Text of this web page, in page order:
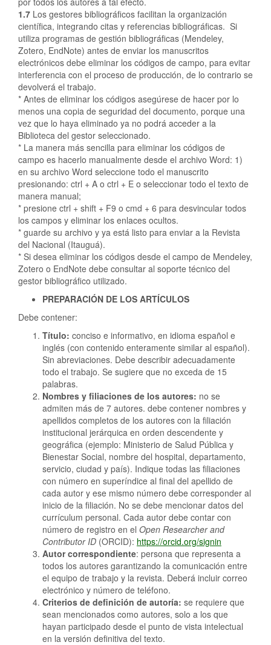
1.7 Los gestores bibliográficos facilitan la organización
científica, integrando citas y referencias bibliográficas. Si
utiliza programas de gestión bibliográficas (Mendeley,
Zotero, EndNote) antes de enviar los manuscritos
electrónicos debe eliminar los códigos de campo, para evitar
interferencia con el proceso de producción, de lo contrario se
devolverá el trabajo.
* Antes de eliminar los códigos asegúrese de hacer por lo
menos una copia de seguridad del documento, porque una
vez que lo haya eliminado ya no podrá acceder a la
Biblioteca del gestor seleccionado.
* La manera más sencilla para eliminar los códigos de
campo es hacerlo manualmente desde el archivo Word: 1)
en su archivo Word seleccione todo el manuscrito
presionando: ctrl + A o ctrl + E o seleccionar todo el texto de
manera manual;
* presione ctrl + shift + F9 o cmd + 6 para desvincular todos
los campos y eliminar los enlaces ocultos.
* guarde su archivo y ya está listo para enviar a la Revista
del Nacional (Itauguá).
* Si desea eliminar los códigos desde el campo de Mendeley,
Zotero o EndNote debe consultar al soporte técnico del
gestor bibliográfico utilizado.
PREPARACIÓN DE LOS ARTÍCULOS
Debe contener:
Título: conciso e informativo, en idioma español e
inglés (con contenido enteramente similar al español).
Sin abreviaciones. Debe describir adecuadamente
todo el trabajo. Se sugiere que no exceda de 15
palabras.
Nombres y filiaciones de los autores: no se
admiten más de 7 autores. debe contener nombres y
apellidos completos de los autores con la filiación
institucional jerárquica en orden descendente y
geográfica (ejemplo: Ministerio de Salud Pública y
Bienestar Social, nombre del hospital, departamento,
servicio, ciudad y país). Indique todas las filiaciones
con número en superíndice al final del apellido de
cada autor y ese mismo número debe corresponder al
inicio de la filiación. No se debe mencionar datos del
currículum personal. Cada autor debe contar con
número de registro en el Open Researcherand
ContributorID (ORCID): https://orcid.org/signin
Autor correspondiente: persona que representa a
todos los autores garantizando la comunicación entre
el equipo de trabajo y la revista. Deberá incluir correo
electrónico y número de teléfono.
Criterios de definición de autoría: se requiere que
sean mencionados como autores, solo a los que
hayan participado desde el punto de vista intelectual
en la versión definitiva del texto.